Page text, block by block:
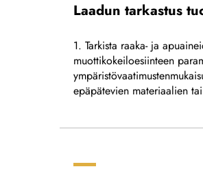
Laadun tarkastus
1. Tarkista raaka- ja
muottikokeiloesiinteen
epäpätevien materiaalien